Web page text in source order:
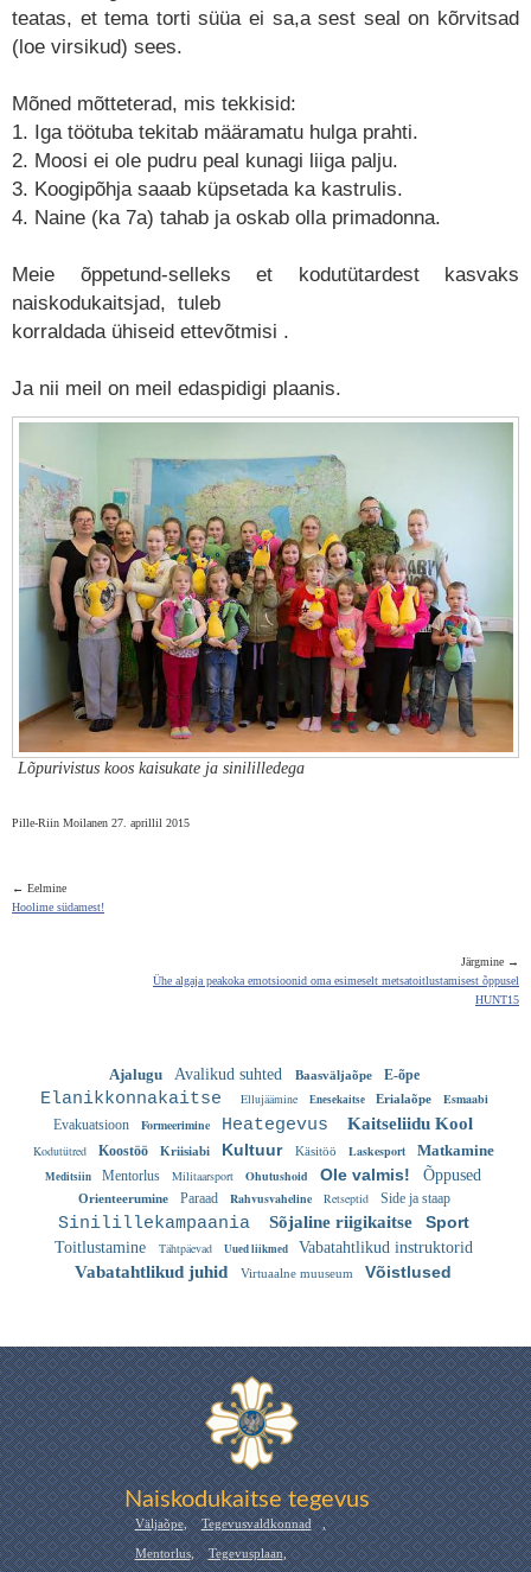
teatas, et tema torti süüa ei sa,a sest seal on kõrvitsad
(loe virsikud) sees.
Mõned mõtteterad, mis tekkisid:
1. Iga töötuba tekitab määramatu hulga prahti.
2. Moosi ei ole pudru peal kunagi liiga palju.
3. Koogipõhja saaab küpsetada ka kastrulis.
4. Naine (ka 7a) tahab ja oskab olla primadonna.
Meie õppetund-selleks et kodutütardest kasvaks
naiskodukaitsjad, tuleb
korraldada ühiseid ettevõtmisi .
Ja nii meil on meil edaspidigi plaanis.
Lõpurivistus koos kaisukate ja sinililledega
Pille-Riin Moilanen 27. aprillil 2015
← Eelmine
Hoolime südamest!
Järgmine →
Ühe algaja peakoka emotsioonid oma esimeselt metsatoitlustamisest õppusel
HUNT15
Ajalugu Avalikud suhted Baasväljaõpe E-õpe
Elanikkonnakaitse Ellujäämine Enesekaitse Erialaõpe
Esmaabi
Evakuatsioon
Formeerimine Heategevus Kaitseliidu Kool
Kodutütred Koostöö Kriisiabi Kultuur Käsitöö Laskesport Matkamine
Meditsiin Mentorlus Militaarsport Ohutushoid Ole valmis! Õppused
Orienteerumine Paraad Rahvusvaheline Retseptid Side ja staap
Sinilillekampaania Sõjaline riigikaitse Sport
Toitlustamine Tähtpäevad Uued liikmed Vabatahtlikud instruktorid
Vabatahtlikud juhid Virtuaalne muuseum Võistlused
Naiskodukaitse tegevus
Väljaõpe, Tegevusvaldkonnad ,
Mentorlus, Tegevusplaan,